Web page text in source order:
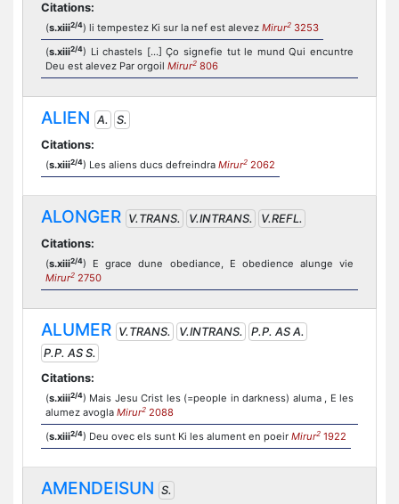
Citations:
(s.xiii2/4) li tempestez Ki sur la nef est alevez Mirur2 3253
(s.xiii2/4) Li chastels [...] Ço signefie tut le mund Qui encuntre
Deu est alevez Par orgoil Mirur2 806
ALIEN A.
S.
Citations:
(s.xiii2/4) Les aliens ducs defreindra Mirur2 2062
ALONGER V.TRANS. V.INTRANS.
V.REFL.
Citations:
(s.xiii2/4) E grace dune obediance, E obedience alunge vie
Mirur2 2750
ALUMER V.TRANS. V.INTRANS.
P.P. AS A.
P.P. AS S.
Citations:
(s.xiii2/4) Mais Jesu Crist les (=people in darkness) aluma , E les
alumez avogla Mirur2 2088
(s.xiii2/4) Deu ovec els sunt Ki les alument en poeir Mirur2 1922
AMENDEISUN S.